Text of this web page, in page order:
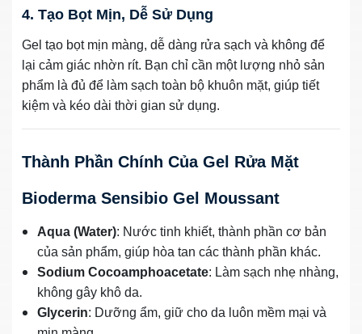
4. Tạo Bọt Mịn, Dễ Sử Dụng
Gel tạo bọt mịn màng, dễ dàng rửa sạch và không để
lại cảm giác nhờn rít. Bạn chỉ cần một lượng nhỏ sản
phẩm là đủ để làm sạch toàn bộ khuôn mặt, giúp tiết
kiệm và kéo dài thời gian sử dụng.
Thành Phần Chính Của Gel Rửa Mặt
Bioderma Sensibio Gel Moussant
Aqua (Water): Nước tinh khiết, thành phần cơ bản
của sản phẩm, giúp hòa tan các thành phần khác.
Sodium Cocoamphoacetate: Làm sạch nhẹ nhàng,
không gây khô da.
Glycerin: Dưỡng ẩm, giữ cho da luôn mềm mại và